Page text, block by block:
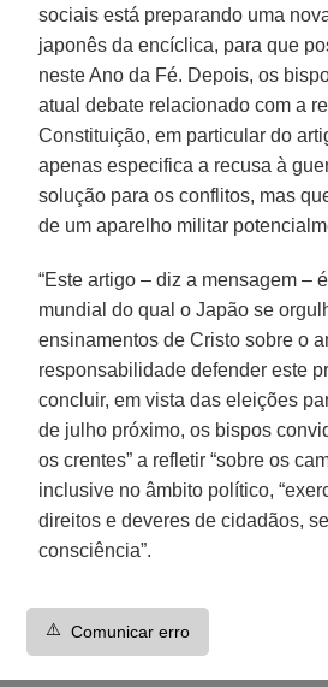
sociais está preparando uma
japonês da encíclica, para que
neste Ano da Fé. Depois, os
atual debate relacionado com a
Constituição, em particular do
apenas especifica a recusa à
solução para os conflitos, mas
de um aparelho militar
“Este artigo – diz a mensagem –
mundial do qual o Japão se
ensinamentos de Cristo sobre o
responsabilidade defender este
concluir, em vista das eleições
de julho próximo, os bispos
os crentes” a refletir “sobre os
inclusive no âmbito político,
direitos e deveres de cidadãos,
consciência”.
⚠️ Comunicar erro